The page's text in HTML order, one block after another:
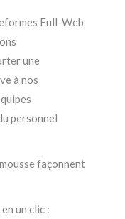
Full-Web
une
à nos
personnel
façonnent
un clic :